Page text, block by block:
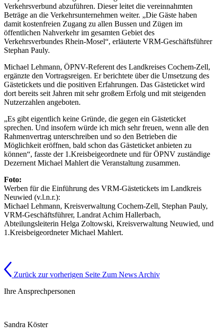
Verkehrsverbund abzuführen. Dieser leitet die vereinnahmten
Beträge an die Verkehrsunternehmen weiter. „Die Gäste haben
damit kostenfreien Zugang zu allen Bussen und Zügen im
öffentlichen Nahverkehr im gesamten Gebiet des
Verkehrsverbundes Rhein-Mosel“, erläuterte VRM-Geschäftsführer
Stephan Pauly.
Michael Lehmann, ÖPNV-Referent des Landkreises Cochem-Zell,
ergänzte den Vortragsreigen. Er berichtete über die Umsetzung des
Gästetickets und die positiven Erfahrungen. Das Gästeticket wird
dort bereits seit Jahren mit sehr großem Erfolg und mit steigenden
Nutzerzahlen angeboten.
„Es gibt eigentlich keine Gründe, die gegen ein Gästeticket
sprechen. Und insofern würde ich mich sehr freuen, wenn alle den
Rahmenvertrag unterschreiben und so den Betrieben die
Möglichkeit eröffnen, bald schon das Gästeticket anbieten zu
können“, fasste der 1.Kreisbeigeordnete und für ÖPNV zuständige
Dezernent Michael Mahlert die Veranstaltung zusammen.
Foto:
Werben für die Einführung des VRM-Gästetickets im Landkreis
Neuwied (v.l.n.r.):
Michael Lehmann, Kreisverwaltung Cochem-Zell, Stephan Pauly,
VRM-Geschäftsführer, Landrat Achim Hallerbach,
Abteilungsleiterin Helga Zoltowski, Kreisverwaltung Neuwied, und
1.Kreisbeigeordneter Michael Mahlert.
Zurück zur vorherigen Seite Zum News Archiv
Ihre Ansprechpersonen
Sandra Köster